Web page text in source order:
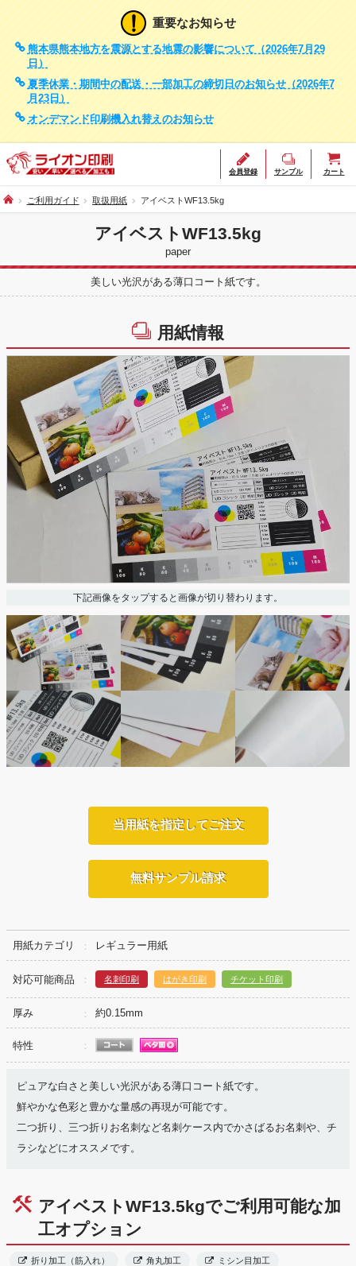
重要なお知らせ
熊本県熊本地方を震源とする地震の影響について（2026年7月29
日）
夏季休業・期間中の配送・一部加工の締切日のお知らせ（2026年7
月23日）
オンデマンド印刷機入れ替えのお知らせ
会員登録 サンプル カート
ご利用ガイド 取扱用紙 アイベストWF13.5kg
アイベストWF13.5kg
paper
美しい光沢がある薄口コート紙です。
用紙情報
下記画像をタップすると画像が切り替わります。
当用紙を指定してご注文
無料サンプル請求
用紙カテゴリ レギュラー用紙
対応可能商品 名刺印刷 はがき印刷 チケット印刷
厚み 約0.15mm
特性
ピュアな白さと美しい光沢がある薄口コート紙です。
鮮やかな色彩と豊かな量感の再現が可能です。
二つ折り、三つ折りお名刺など名刺ケース内でかさばるお名刺や、チ
ラシなどにオススメです。
アイベストWF13.5kgでご利用可能な加
工オプション
折り加工（筋入れ） 角丸加工 ミシン目加工